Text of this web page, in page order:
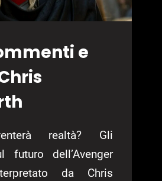
e
realtà? Gli
futuro dell’Avenger
da Chris